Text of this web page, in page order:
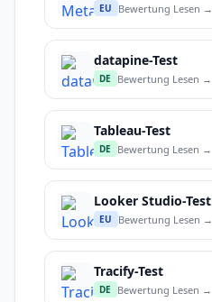
EU Bewertung Lesen →
datapine-Test
DE Bewertung Lesen →
Tableau-Test
DE Bewertung Lesen →
Looker Studio-Test
EU Bewertung Lesen →
Tracify-Test
DE Bewertung Lesen →